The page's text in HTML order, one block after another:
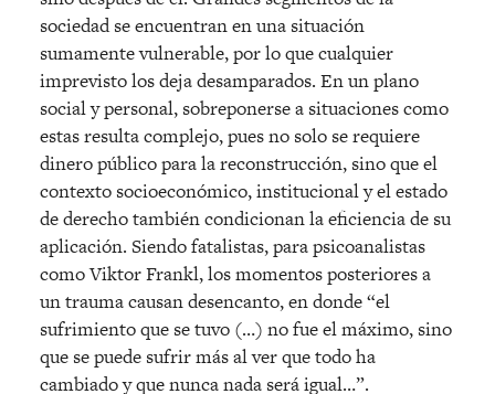
sociedad se encuentran en una situación
sumamente vulnerable, por lo que cualquier
imprevisto los deja desamparados. En un plano
social y personal, sobreponerse a situaciones como
estas resulta complejo, pues no solo se requiere
dinero público para la reconstrucción, sino que el
contexto socioeconómico, institucional y el estado
de derecho también condicionan la eficiencia de su
aplicación. Siendo fatalistas, para psicoanalistas
como Viktor Frankl, los momentos posteriores a
un trauma causan desencanto, en donde “el
sufrimiento que se tuvo (…) no fue el máximo, sino
que se puede sufrir más al ver que todo ha
cambiado y que nunca nada será igual…”.